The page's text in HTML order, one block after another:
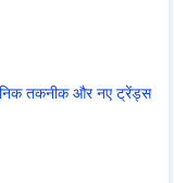
तकनीक और नए ट्रेंड्स